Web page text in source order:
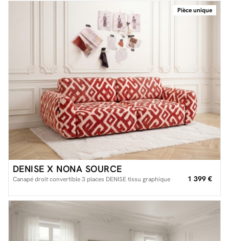
Facilité de paiements
Livraison
Aide et contact
Conseil sur mesure
Mieux nous connaître
Pièce unique
DENISE X NONA SOURCE
Canapé droit convertible 3 places DENISE tissu graphique 1 399 €